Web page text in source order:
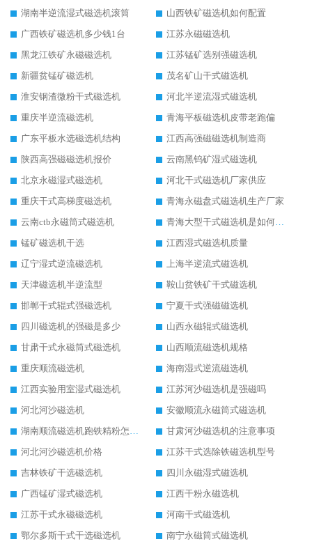
湖南半逆流湿式磁选机滚筒
山西铁矿磁选机如何配置
广西铁矿磁选机多少钱1台
江苏永磁磁选机
黑龙江铁矿永磁磁选机
江苏锰矿选别强磁选机
新疆贫锰矿磁选机
茂名矿山干式磁选机
淮安钢渣微粉干式磁选机
河北半逆流湿式磁选机
重庆半逆流磁选机
青海平板磁选机皮带老跑偏
广东平板水选磁选机结构
江西高强磁磁选机制造商
陕西高强磁磁选机报价
云南黑钨矿湿式磁选机
北京永磁湿式磁选机
河北干式磁选机厂家供应
重庆干式高梯度磁选机
青海永磁盘式磁选机生产厂家
云南ctb永磁筒式磁选机
青海大型干式磁选机是如何选矿的
锰矿磁选机干选
江西湿式磁选机质量
辽宁湿式逆流磁选机
上海半逆流式磁选机
天津磁选机半逆流型
鞍山贫铁矿干式磁选机
邯郸干式辊式强磁选机
宁夏干式强磁磁选机
四川磁选机的强磁是多少
山西永磁辊式磁选机
甘肃干式永磁筒式磁选机
山西顺流磁选机规格
重庆顺流磁选机
海南湿式逆流磁选机
江西实验用室湿式磁选机
江苏河沙磁选机是强磁吗
河北河沙磁选机
安徽顺流永磁筒式磁选机
湖南顺流磁选机跑铁精粉怎么处理
甘肃河沙磁选机的注意事项
河北河沙磁选机价格
江苏干式选除铁磁选机型号
吉林铁矿干选磁选机
四川永磁湿式磁选机
广西锰矿湿式磁选机
江西干粉永磁选机
江苏干式永磁磁选机
河南干式磁选机
鄂尔多斯干式干选磁选机
南宁永磁筒式磁选机